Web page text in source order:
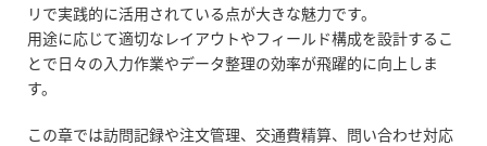
リで実践的に活用されている点が大きな魅力です。
用途に応じて適切なレイアウトやフィールド構成を設計するこ
とで日々の入力作業やデータ整理の効率が飛躍的に向上しま
す。
この章では訪問記録や注文管理、交通費精算、問い合わせ対応